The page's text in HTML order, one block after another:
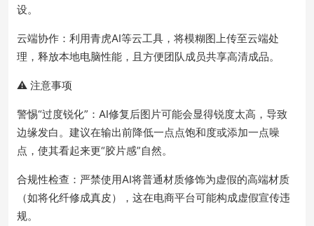
设。
云端协作：利用青虎AI等云工具，将模糊图上传至云端处
理，释放本地电脑性能，且方便团队成员共享高清成品。
⚠️ 注意事项
警惕“过度锐化”：AI修复后图片可能会显得锐度太高，导致
边缘发白。建议在输出前降低一点点饱和度或添加一点噪
点，使其看起来更“胶片感”自然。
合规性检查：严禁使用AI将普通材质修饰为虚假的高端材质
（如将化纤修成真皮），这在电商平台可能构成虚假宣传违
规。